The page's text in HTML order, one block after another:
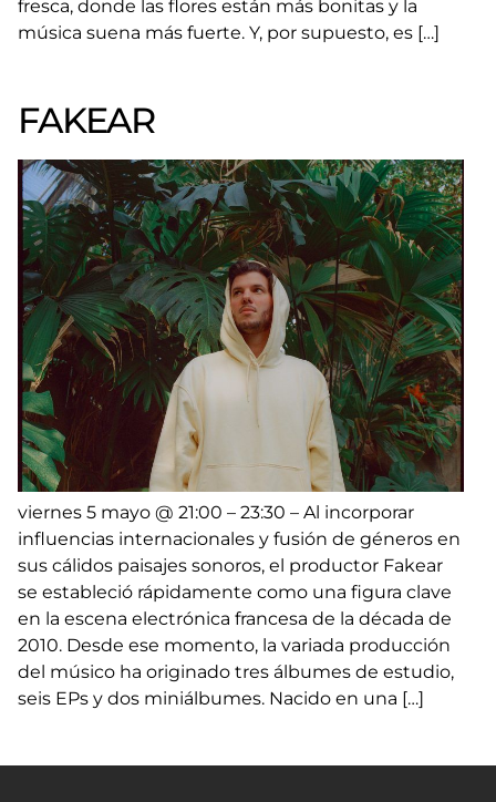
fresca, donde las flores están más bonitas y la
música suena más fuerte. Y, por supuesto, es […]
FAKEAR
viernes 5 mayo @ 21:00 – 23:30 – Al incorporar
influencias internacionales y fusión de géneros en
sus cálidos paisajes sonoros, el productor Fakear
se estableció rápidamente como una figura clave
en la escena electrónica francesa de la década de
2010. Desde ese momento, la variada producción
del músico ha originado tres álbumes de estudio,
seis EPs y dos miniálbumes. Nacido en una […]